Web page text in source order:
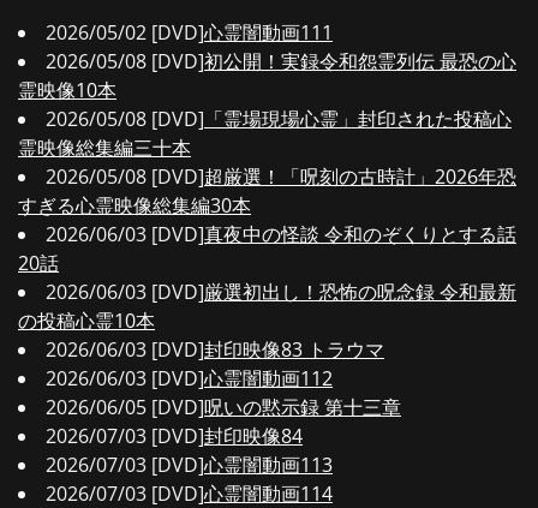
2026/05/02 [DVD]心霊闇動画111
2026/05/08 [DVD]初公開！実録令和怨霊列伝 最恐の心
霊映像10本
2026/05/08 [DVD] 「霊場現場心霊」封印された投稿心
霊映像総集編三十本
2026/05/08 [DVD]超厳選！「呪刻の古時計」2026年恐
すぎる心霊映像総集編30本
2026/06/03 [DVD]真夜中の怪談 令和のぞくりとする話
20話
2026/06/03 [DVD]厳選初出し！恐怖の呪念録 令和最新
の投稿心霊10本
2026/06/03 [DVD]封印映像83 トラウマ
2026/06/03 [DVD]心霊闇動画112
2026/06/05 [DVD]呪いの黙示録 第十三章
2026/07/03 [DVD]封印映像84
2026/07/03 [DVD]心霊闇動画113
2026/07/03 [DVD]心霊闇動画114